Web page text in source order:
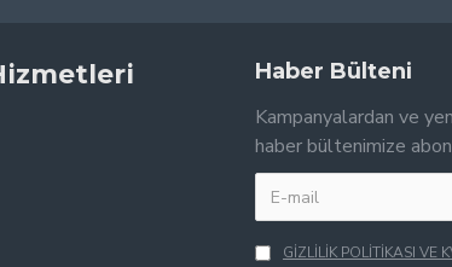
Haber Bülteni
Kampanyalardan ve
haber bültenimize
GİZLİLİK POLİTİKASI VE